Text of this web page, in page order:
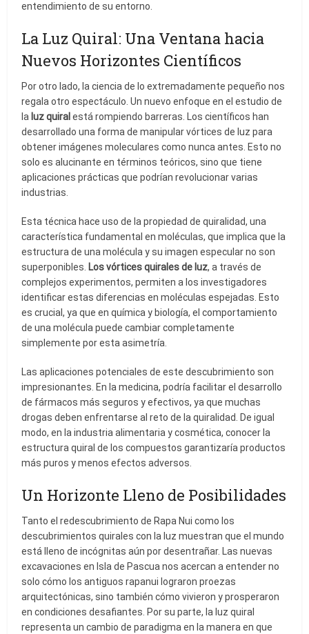
entendimiento de su entorno.
La Luz Quiral: Una Ventana hacia
Nuevos Horizontes Científicos
Por otro lado, la ciencia de lo extremadamente pequeño nos
regala otro espectáculo. Un nuevo enfoque en el estudio de
la luz quiral está rompiendo barreras. Los científicos han
desarrollado una forma de manipular vórtices de luz para
obtener imágenes moleculares como nunca antes. Esto no
solo es alucinante en términos teóricos, sino que tiene
aplicaciones prácticas que podrían revolucionar varias
industrias.
Esta técnica hace uso de la propiedad de quiralidad, una
característica fundamental en moléculas, que implica que la
estructura de una molécula y su imagen especular no son
superponibles. Los vórtices quirales de luz, a través de
complejos experimentos, permiten a los investigadores
identificar estas diferencias en moléculas espejadas. Esto
es crucial, ya que en química y biología, el comportamiento
de una molécula puede cambiar completamente
simplemente por esta asimetría.
Las aplicaciones potenciales de este descubrimiento son
impresionantes. En la medicina, podría facilitar el desarrollo
de fármacos más seguros y efectivos, ya que muchas
drogas deben enfrentarse al reto de la quiralidad. De igual
modo, en la industria alimentaria y cosmética, conocer la
estructura quiral de los compuestos garantizaría productos
más puros y menos efectos adversos.
Un Horizonte Lleno de Posibilidades
Tanto el redescubrimiento de Rapa Nui como los
descubrimientos quirales con la luz muestran que el mundo
está lleno de incógnitas aún por desentrañar. Las nuevas
excavaciones en Isla de Pascua nos acercan a entender no
solo cómo los antiguos rapanui lograron proezas
arquitectónicas, sino también cómo vivieron y prosperaron
en condiciones desafiantes. Por su parte, la luz quiral
representa un cambio de paradigma en la manera en que